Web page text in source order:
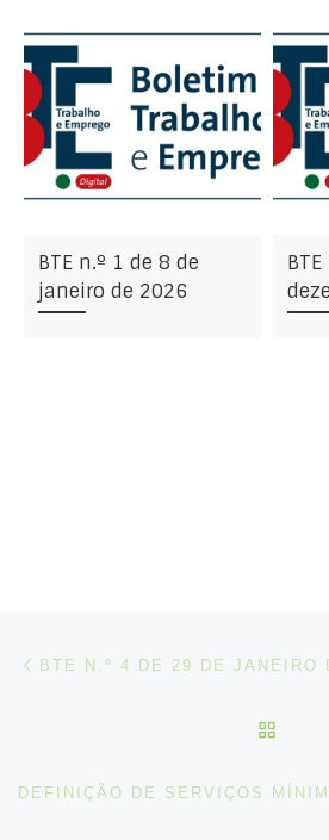
BTE n.º 1 de 8 de
janeiro de 2026
Post navigation
BTE N.º 4 DE 29 DE JANEIRO